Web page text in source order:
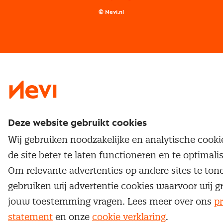
Nevi 2
© Nevi.nl
Deze website gebruikt cookies
Wij gebruiken noodzakelijke en analytische
de site beter te laten functioneren en te
Om relevante advertenties op andere sites te
gebruiken wij advertentie cookies waarvoor wij
jouw toestemming vragen. Lees meer over ons
statement en onze cookie verklaring.